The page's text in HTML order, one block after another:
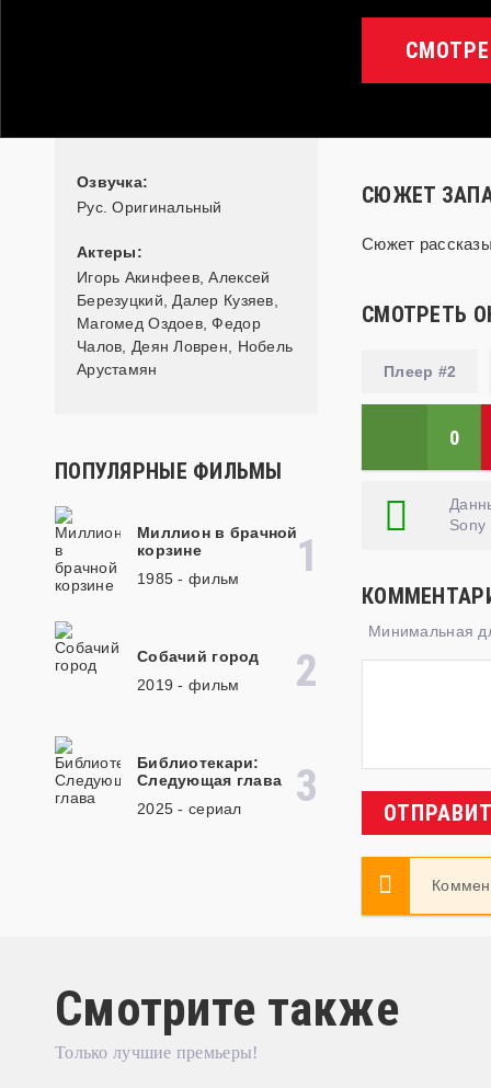
Озвучка:
Рус. Оригинальный
Актеры:
Игорь Акинфеев,Алексей
Березуцкий
Далер Кузяев
Магомед Оздоев,Федор
Чалов
Деян Ловрен
Нобель
Арустамян
ПОПУЛЯРНЫЕ ФИЛЬМЫ
Миллион в брачной
корзине
1985 - фильм
Собачий город
2019 - фильм
Библиотекари:
Следующая глава
2025 - cериал
СЮЖЕТ
Сюжет
СМОТРЕТЬ
Плеер #2
0
Sony
Минимальная
Смотрите также
Только лучшие премьеры!